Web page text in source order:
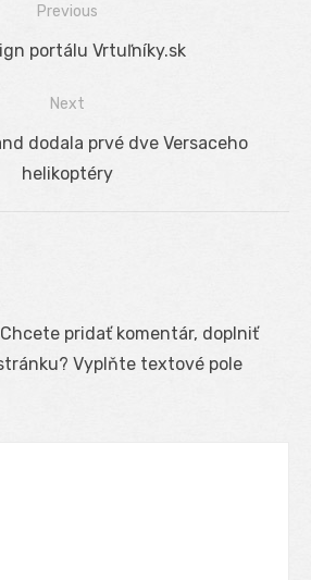
Previous
portálu Vrtuľníky.sk
Next
dodala prvé dve Versaceho
helikoptéry
pridať komentár, doplniť
Vyplňte textové pole